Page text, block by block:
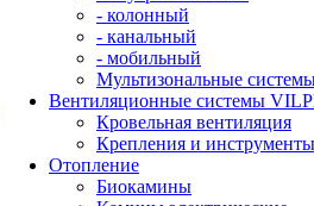
- колонный
- канальный
- мобильный
Мультизональные
Вентиляционные системы
Кровельная вентиляция
Крепления и инструменты
Отопление
Биокамины